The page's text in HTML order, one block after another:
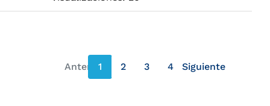
Anterior
1 2 3 4 Siguiente